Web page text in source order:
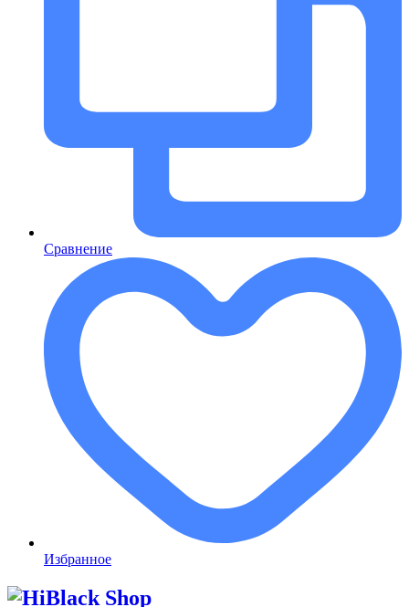
Сравнение
Избранное